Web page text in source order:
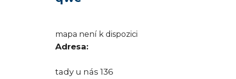
mapa není k dispozici
Adresa:
tady u nás 136